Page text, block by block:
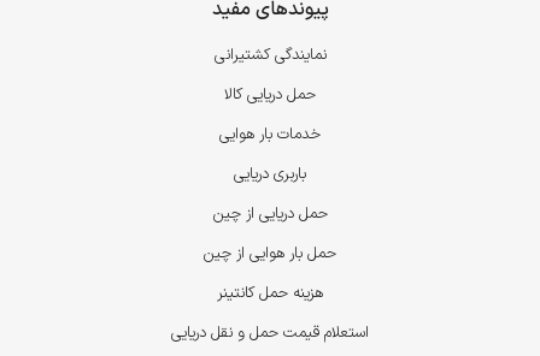
پیوندهای مفید
نمایندگی کشتیرانی
حمل دریایی کالا
خدمات بار هوایی
باربری دریایی
حمل دریایی از چین
حمل بار هوایی از چین
هزینه حمل کانتینر
استعلام قیمت حمل و نقل دریایی